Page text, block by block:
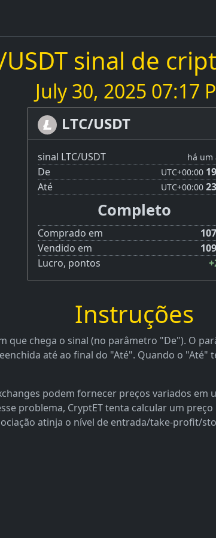
USDT sinal de
July 30, 2025 07:17
LTC/USDT
sinal LTC/USDT há um
De UTC+00:00
Até
UTC+00:00
Completo
Comprado em
Vendido em
Lucro, pontos
Instruções
que chega o sinal (no parâmetro "De"). O
até ao final do "Até". Quando o
podem fornecer preços variados
problema, CryptET tenta calcular um
atinja o nível de entrada/take-profit/